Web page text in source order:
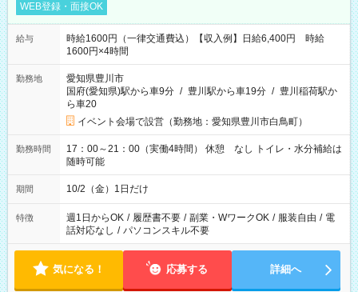
WEB登録・面接OK
給与
時給1600円（一律交通費込）【収入例】日給6,400円 時給
1600円×4時間
勤務地
愛知県豊川市
国府(愛知県)駅から車9分 / 豊川駅から車19分 / 豊川稲荷駅か
ら車20
イベント会場で設営（勤務地：愛知県豊川市白鳥町）
勤務時間
17：00～21：00（実働4時間） 休憩 なし トイレ・水分補給は
随時可能
期間 10/2（金）1日だけ
特徴 週1日からOK / 履歴書不要 / 副業・WワークOK / 服装自由 / 電
話対応なし / パソコンスキル不要
気になる！ 応募する 詳細へ